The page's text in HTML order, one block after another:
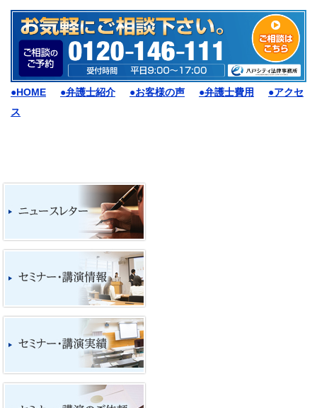
●HOME ●弁護士紹介 ●お客様の声 ●弁護士費用
●アクセ
ス